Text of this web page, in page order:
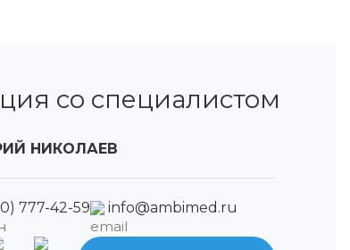
со специалистом
НИКОЛАЕВ
777-42-59 info@ambimed.ru